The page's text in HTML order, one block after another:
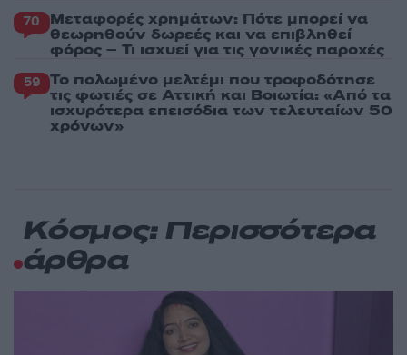
70 Μεταφορές χρημάτων: Πότε μπορεί να
θεωρηθούν δωρεές και να επιβληθεί
φόρος – Τι ισχυεί για τις γονικές παροχές
59 Το πολωμένο μελτέμι που τροφοδότησε
τις φωτιές σε Αττική και Βοιωτία: «Από τα
ισχυρότερα επεισόδια των τελευταίων 50
χρόνων»
Κόσμος: Περισσότερα
άρθρα